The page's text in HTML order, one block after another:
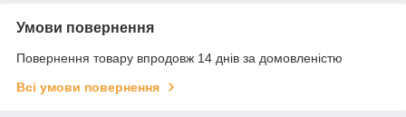
Умови повернення
Повернення товару впродовж 14 днів за домовленістю
Всі умови повернення